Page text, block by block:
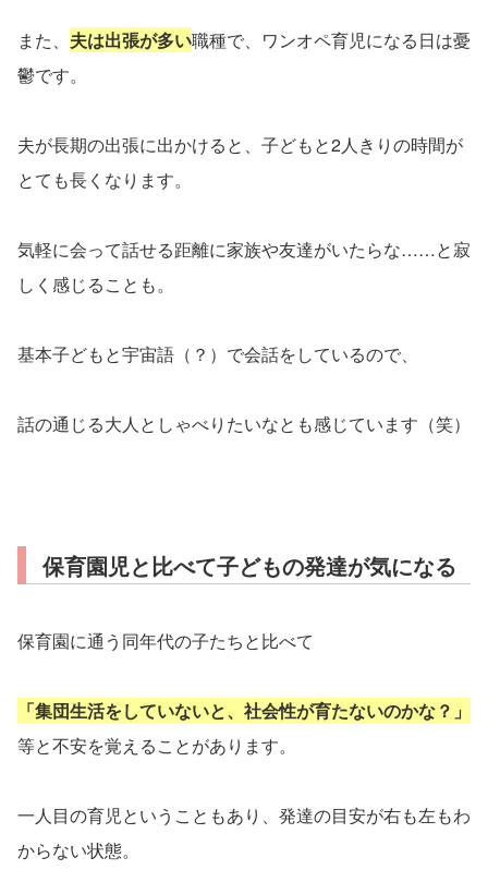
また、 夫は出張が多い職種で、ワンオペ育児になる日は憂
鬱です。
夫が長期の出張に出かけると、子どもと2人きりの時間が
とても長くなります。
気軽に会って話せる距離に家族や友達がいたらな……と寂
しく感じることも。
基本子どもと宇宙語（？）で会話をしているので、
話の通じる大人としゃべりたいなとも感じています（笑）
保育園児と比べて子どもの発達が気になる
保育園に通う同年代の子たちと比べて
「集団生活をしていないと、社会性が育たないのかな？」
等と不安を覚えることがあります。
一人目の育児ということもあり、発達の目安が右も左もわ
からない状態。